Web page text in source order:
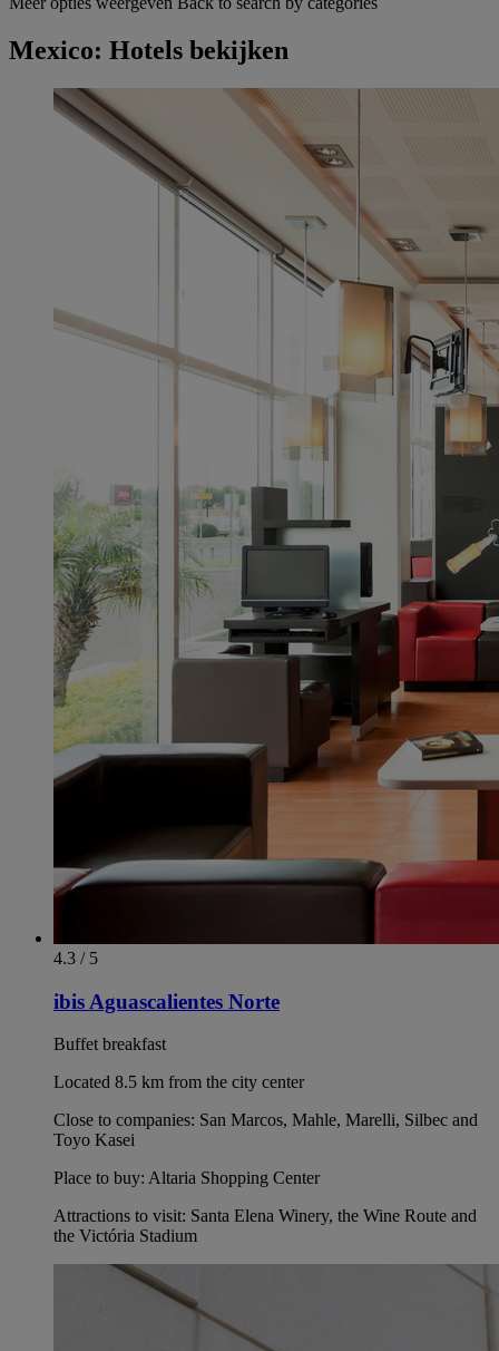
Mexico: Hotels bekijken
4.3 / 5
ibis Aguascalientes Norte
Buffet breakfast
Located 8.5 km from the city center
Close to companies: San Marcos, Mahle, Marelli, Silbec and
Toyo Kasei
Place to buy: Altaria Shopping Center
Attractions to visit: Santa Elena Winery, the Wine Route and
the Victória Stadium